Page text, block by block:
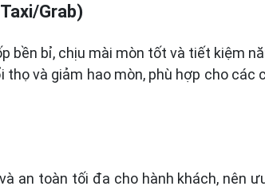
Grab)
bền bỉ, chịu mài mòn tốt và tiết kiệm
và giảm hao mòn, phù hợp cho
an toàn tối đa cho hành khách, nên